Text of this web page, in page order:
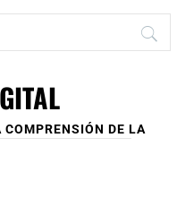
DE LA